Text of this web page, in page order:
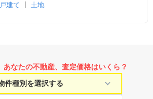
建て 土地
あなたの不動産、査定価格はいくら？